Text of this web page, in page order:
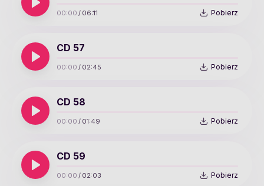
00:00 / 06:11 Pobierz
CD 57
00:00 / 02:45 Pobierz
CD 58
00:00 / 01:49 Pobierz
CD 59
00:00 / 02:03 Pobierz